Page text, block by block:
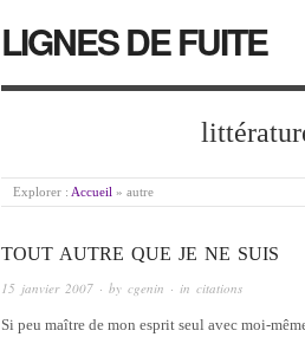
LIGNES DE FUITE
Explorer : Accueil » autre
TOUT AUTRE QUE JE NE SUIS
15 janvier 2007 · by cgenin · in citations
Si peu maître de mon esprit seul avec moi-